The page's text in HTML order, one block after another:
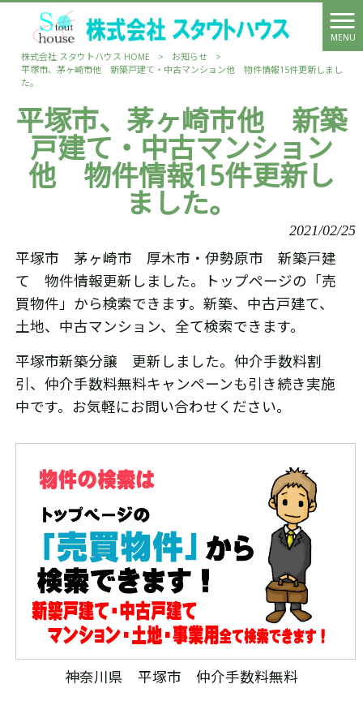
MENU
株式会社 スタウトハウス HOME
> お知らせ
>
平塚市、茅ヶ崎市他 新築戸建て・中古マンション他 物件情報15件更新しまし
た。
平塚市、茅ヶ崎市他 新築
戸建て・中古マンション
他 物件情報15件更新し
ました。
2021/02/25
平塚市 茅ヶ崎市 厚木市・伊勢原市 新築戸建
て 物件情報更新しました。トップページの「売
買物件」から検索できます。新築、中古戸建て、
土地、中古マンション、全て検索できます。
平塚市新築分譲 更新しました。仲介手数料割
引、仲介手数料無料キャンペーンも引き続き実施
中です。お気軽にお問い合わせください。
神奈川県 平塚市 仲介手数料無料